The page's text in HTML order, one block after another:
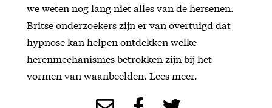
we weten nog lang niet alles van de hersenen.
Britse onderzoekers zijn er van overtuigd dat
hypnose kan helpen ontdekken welke
herenmechanismes betrokken zijn bij het
vormen van waanbeelden. Lees meer.